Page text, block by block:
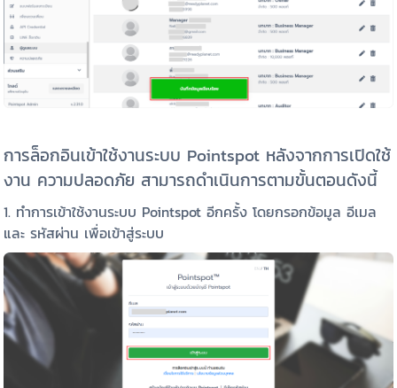
การล็อกอินเข้าใช้งานระบบ Pointspot หลังจากการเปิดใช้
งาน ความปลอดภัย สามารถดำเนินการตามขั้นตอนดังนี้
1. ทำการเข้าใช้งานระบบ Pointspot อีกครั้ง โดยกรอกข้อมูล อีเมล
และ รหัสผ่าน เพื่อเข้าสู่ระบบ